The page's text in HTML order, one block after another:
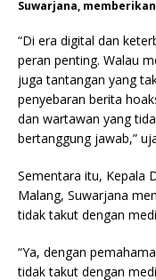
Suwarjana,
“Di era digital dan
peran penting. Walau
juga tantangan yang
penyebaran berita
dan wartawan yang
bertanggung jawab,”
Sementara itu, Kepala
Malang, Suwarjana
tidak takut dengan
“Ya, dengan
tidak takut dengan